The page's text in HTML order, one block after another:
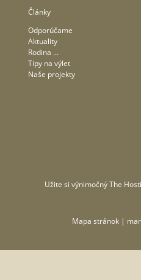
Články
Odporúčame
Aktuality
Rodina ...
Tipy na výlet
Naše projekty
Užite si výnimočnýThe
Mapa stránok |